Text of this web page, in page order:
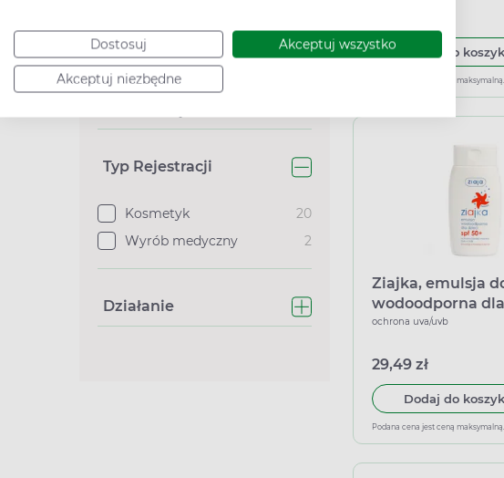
Dostosuj Akceptuj wszystko
Akceptuj niezbędne
Witamina C, Kwas
ascorbinowy
3
Typ Rejestracji
Kosmetyk
20
Wyrób medyczny
2
Działanie
Dodaj do
Podana cena jest ceną maksymalną.
Ziajka, emulsja
wodoodporna
SPF 50+, 125 ml
ochrona uva/uvb
29,49 zł
Dodaj do
Podana cena jest ceną maksymalną.